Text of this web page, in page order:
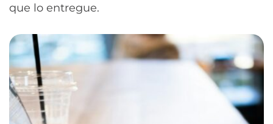
que lo entregue.